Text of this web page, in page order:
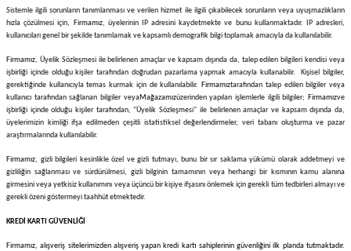
Sistemle ilgili sorunların tanımlanması ve verilen hizmet ile ilgili çıkabilecek sorunların veya uyuşmazlıkların
hızla çözülmesi için,
Firmamız, üyelerinin IP adresini kaydetmekte ve bunu kullanmaktadır. IP adresleri,
kullanıcıları genel bir şekilde tanımlamak ve kapsamlı demografik bilgi toplamak amacıyla da kullanılabilir.
Firmamız, Üyelik Sözleşmesi ile belirlenen amaçlar ve kapsam dışında da, talep edilen bilgileri kendisi veya
işbirliği içinde olduğu kişiler tarafından doğrudan pazarlama yapmak amacıyla kullanabilir. Kişisel bilgiler,
gerektiğinde kullanıcıyla temas kurmak için de kullanılabilir. Firmamıztarafından talep edilen bilgiler veya
kullanıcı tarafından sağlanan bilgiler veyaMağazamızüzerinden yapılan işlemlerle ilgili bilgiler; Firmamızve
işbirliği içinde olduğu kişiler tarafından, "Üyelik Sözleşmesi" ile belirlenen amaçlar ve kapsam dışında da,
üyelerimizin kimliği ifşa edilmeden çeşitli istatistiksel değerlendirmeler, veri tabanı oluşturma ve pazar
araştırmalarında kullanılabilir.
Firmamız, gizli bilgileri kesinlikle özel ve gizli tutmayı, bunu bir sır saklama yükümü olarak addetmeyi ve
gizliliğin sağlanması ve sürdürülmesi, gizli bilginin tamamının veya herhangi bir kısmının kamu alanına
girmesini veya yetkisiz kullanımını veya üçüncü bir kişiye ifşasını önlemek için gerekli tüm tedbirleri almayı ve
gerekli özeni göstermeyi taahhüt etmektedir.
KREDİ KARTI GÜVENLİĞİ
Firmamız, alışveriş sitelerimizden alışveriş yapan kredi kartı sahiplerinin güvenliğini ilk planda tutmaktadır.